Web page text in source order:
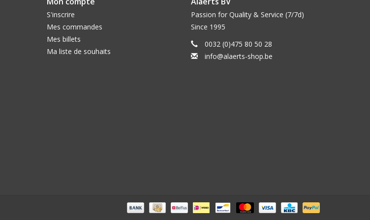
S'inscrire
Mes commandes
Mes billets
Ma liste de souhaits
Passion for Quality & Service (7/7d)
Since 1995
0032 (0)475 80 50 28
info@alaerts-shop.be